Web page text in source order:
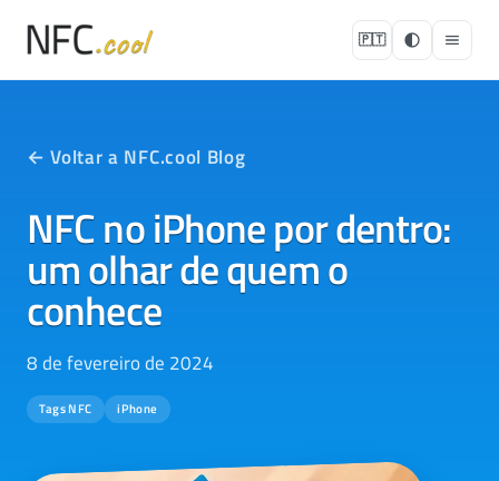
🇵🇹
← Voltar a NFC.cool Blog
NFC no iPhone por dentro:
um olhar de quem o
conhece
8 de fevereiro de 2024
Tags NFC iPhone